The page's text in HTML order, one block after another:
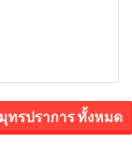
ทรปราการ ทั้งหมด